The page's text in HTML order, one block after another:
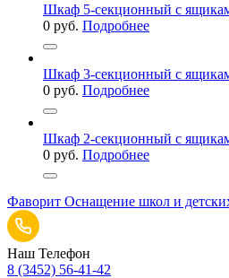
Шкаф 5-секционный с
0 руб. Подробнее
Шкаф 3-секционный с
0 руб. Подробнее
Шкаф 2-секционный с
0 руб. Подробнее
Фаворит Оснащение школ и
Наш Телефон
8 (3452) 56-41-42